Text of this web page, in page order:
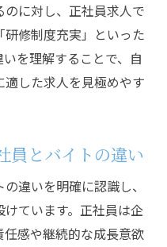
に対し、正社員求人で
修制度充実」といった
を理解することで、自
した求人を見極めやす
員とバイトの違い
違いを明確に認識し、
ています。正社員は企
感や継続的な成長意欲